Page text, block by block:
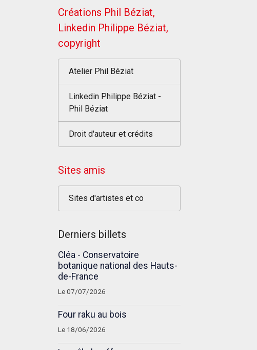
Créations Phil Béziat,
Linkedin Philippe Béziat,
copyright
Atelier Phil Béziat
Linkedin Philippe Béziat -
Phil Béziat
Droit d'auteur et crédits
Sites amis
Sites d'artistes et co
Derniers billets
Cléa - Conservatoire
botanique national des Hauts-
de-France
Le 07/07/2026
Four raku au bois
Le 18/06/2026